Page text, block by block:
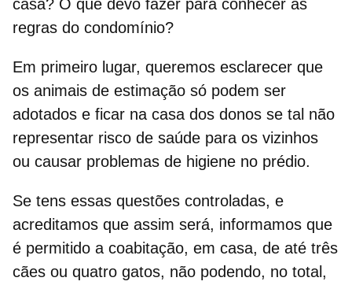
casa? O que devo fazer para conhecer as
regras do condomínio?
Em primeiro lugar, queremos esclarecer que
os animais de estimação só podem ser
adotados e ficar na casa dos donos se tal não
representar risco de saúde para os vizinhos
ou causar problemas de higiene no prédio.
Se tens essas questões controladas, e
acreditamos que assim será, informamos que
é permitido a coabitação, em casa, de até três
cães ou quatro gatos, não podendo, no total,